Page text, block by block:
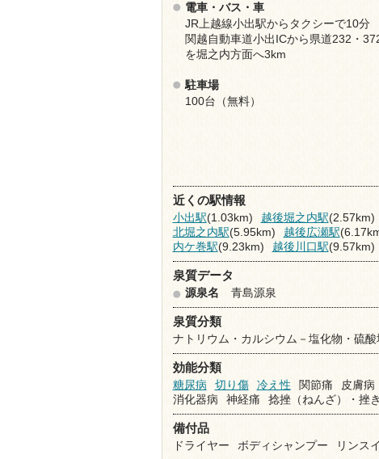
電車・バス・車
JR上越線小出駅からタクシーで10分
関越自動車道小出ICから県道232・
を堀之内方面へ3km
駐車場
100台（無料）
近くの駅情報
小出駅(1.03km) 越後堀之内駅(2.57km)
北堀之内駅(5.95km) 越後広瀬駅
内ケ巻駅(9.23km) 越後川口駅(9.57km)
泉質データ
源泉名
青島源泉
泉質分類
ナトリウム・カルシウム－塩化物・硫酸
効能分類
糖尿病
切り傷 冷え性 関節痛 皮膚病
消化器病
神経痛 捻挫（ねんざ）・挫
備付品
ドライヤー
ボディシャンプー リンス